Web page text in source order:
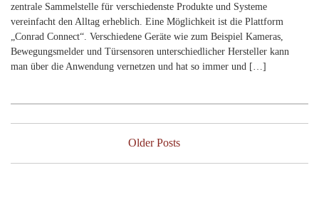
zentrale Sammelstelle für verschiedenste Produkte und Systeme
vereinfacht den Alltag erheblich. Eine Möglichkeit ist die Plattform
„Conrad Connect“. Verschiedene Geräte wie zum Beispiel Kameras,
Bewegungsmelder und Türsensoren unterschiedlicher Hersteller kann
man über die Anwendung vernetzen und hat so immer und […]
Older Posts